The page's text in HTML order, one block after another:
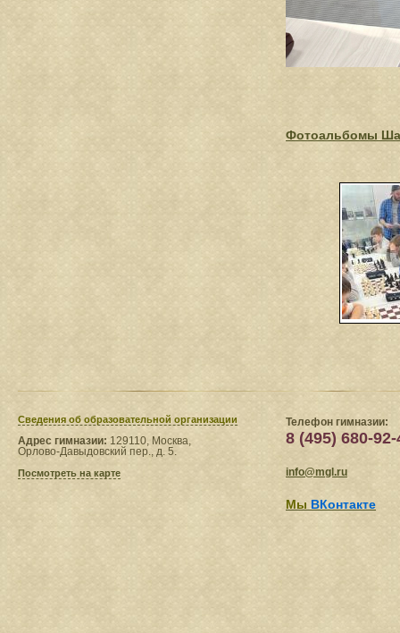
Фотоальбомы
Сведения​ об образовательной организации
Адрес гимназии: 129110, Москва,
Орлово-Давыдовский пер., д. 5.
Посмотреть на карте
Телефон гимназии:
8 (495) 680-92-
info@mgl.ru
Мы ВКонтакте